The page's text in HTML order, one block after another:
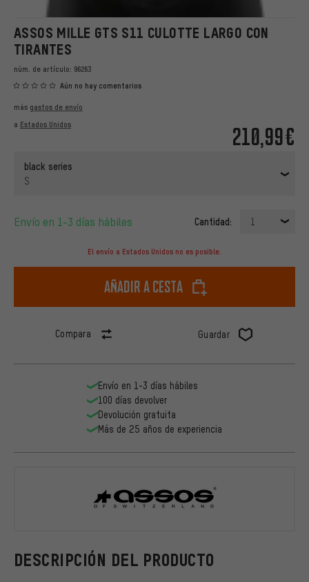
ASSOS MILLE GTS S11 CULOTTE LARGO CON
TIRANTES
núm. de artículo: 96263
Aún no hay comentarios
210,99€
más gastos de envío
a Estados Unidos
black series
S
Envío en 1-3 días hábiles Cantidad: 1
El envío a Estados Unidos no es posible.
Añadir a cesta
Compara Guardar
DESCRIPCIÓN DEL PRODUCTO
Envío en 1-3 días hábiles
100 días devolver
Devolución gratuita
Más de 25 años de experiencia